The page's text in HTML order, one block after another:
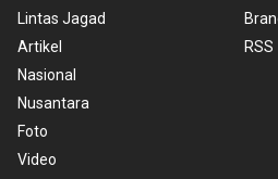
Lintas Jagad
Artikel
Nasional
Nusantara
Foto
Video
RSS